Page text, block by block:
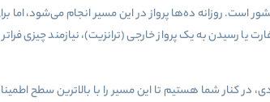
است. روزانه ده‌ها پرواز در این مسیر انجام می‌شود،
رسیدن به یک پرواز خارجی (ترانزیت)، نیازمند چیزی